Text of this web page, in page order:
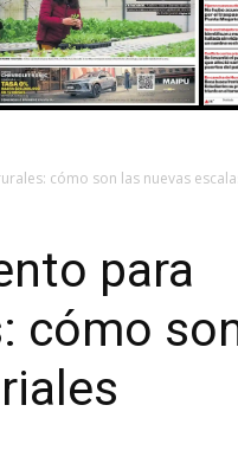
cómo son las nuevas
para
cómo